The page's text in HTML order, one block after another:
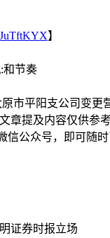
】
和节奏
市平阳支公司变更
章提及内容仅供参
信公众号，即可随
证券时报立场